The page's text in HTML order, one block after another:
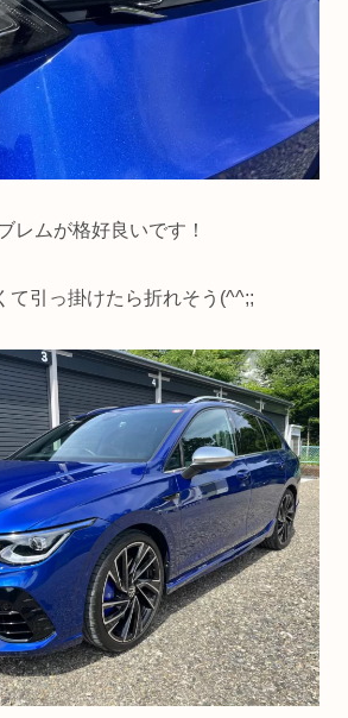
レムが格好良いです！
て引っ掛けたら折れそう(^^;;